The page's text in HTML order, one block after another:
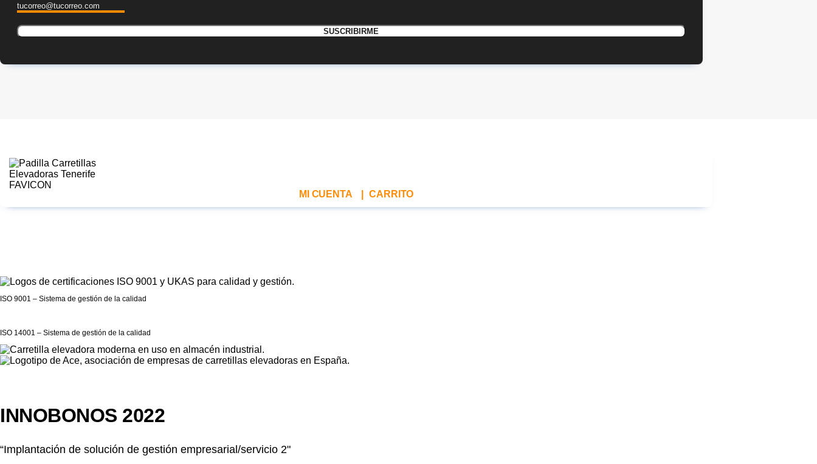
MI CUENTA CARRITO
ISO 9001 – Sistema de gestión de la calidad
ISO 14001 – Sistema de gestión de la calidad
INNOBONOS 2022
“Implantación de solución de gestión empresarial/servicio 2"